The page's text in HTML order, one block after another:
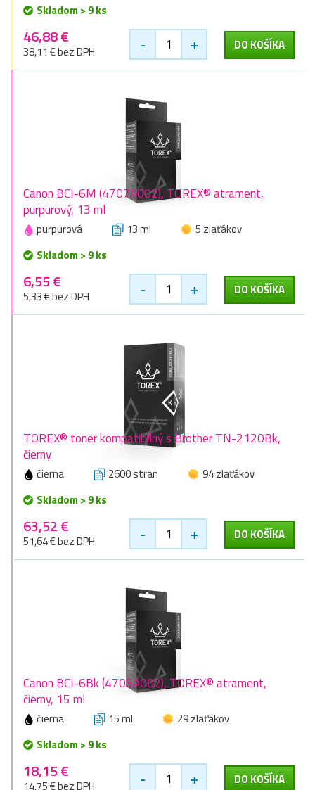
Skladom > 9 ks
46,88 €
38,11 € bez DPH - + DO KOŠÍKA
Canon BCI-6M (4707A002), TOREX® atrament,
purpurový, 13 ml
purpurová 13 ml
5 zlaťákov
Skladom > 9 ks
6,55 €
5,33 € bez DPH - + DO KOŠÍKA
TOREX® toner kompatibilný s Brother TN-2120Bk,
čierny
čierna 2600 stran
94 zlaťákov
Skladom > 9 ks
63,52 €
51,64 € bez DPH - + DO KOŠÍKA
Canon BCI-6Bk (4705A002), TOREX® atrament,
čierny, 15 ml
čierna 15 ml
29 zlaťákov
Skladom > 9 ks
18,15 €
14,75 € bez DPH - + DO KOŠÍKA